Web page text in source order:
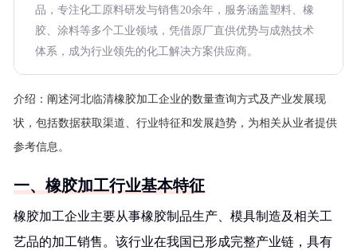
品，专注化工原料研发与销售20余年，服务涵盖塑料、橡
胶、涂料等多个工业领域，凭借原厂直供优势与成熟技术
体系，成为行业领先的化工解决方案供应商。
介绍： 阐述河北临清橡胶加工企业的数量查询方式及产业发展现
状，包括数据获取渠道、行业特征和发展趋势，为相关从业者提供
参考信息。
一、橡胶加工行业基本特征
橡胶加工企业主要从事橡胶制品生产、模具制造及相关工
艺品的加工销售。该行业在我国已形成完整产业链，具有